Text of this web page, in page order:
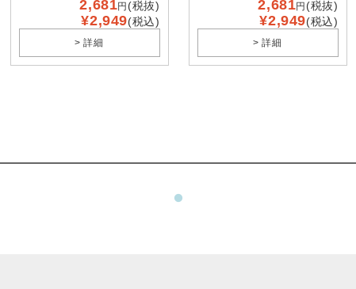
2,681円 (税抜)
¥2,949(税込)
> 詳細
2,681円 (税抜)
¥2,949(税込)
> 詳細